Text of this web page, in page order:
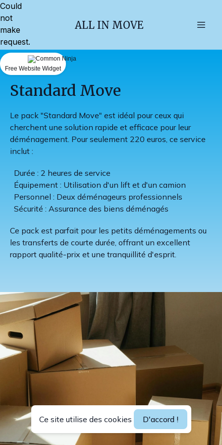
ALL IN MOVE
Standard Move
Le pack "Standard Move" est idéal pour ceux qui
cherchent une solution rapide et efficace pour leur
déménagement. Pour seulement 220 euros, ce service
inclut :
Durée : 2 heures de service
Équipement : Utilisation d'un lift et d'un camion
Personnel : Deux déménageurs professionnels
Sécurité : Assurance des biens déménagés
Ce pack est parfait pour les petits déménagements ou
les transferts de courte durée, offrant un excellent
rapport qualité-prix et une tranquillité d'esprit.
Could
not
make
request.
Free Website Widget
Ce site utilise des cookies D'accord !